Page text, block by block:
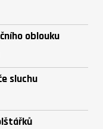
oblouku
sluchu